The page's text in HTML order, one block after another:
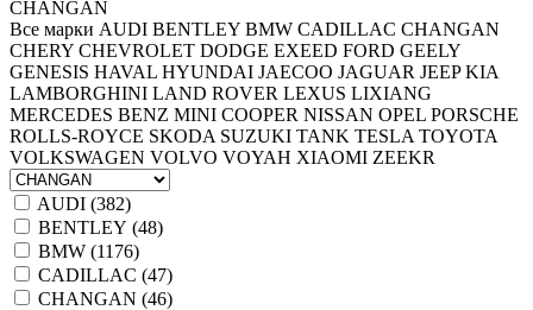
CHANGAN
Все марки AUDI BENTLEY BMW CADILLAC CHANGAN
CHERY CHEVROLET DODGE EXEED FORD GEELY
GENESIS HAVAL HYUNDAI JAECOO JAGUAR JEEP KIA
LAMBORGHINI LAND ROVER LEXUS LIXIANG
MERCEDES BENZ MINI COOPER NISSAN OPEL PORSCHE
ROLLS-ROYCE SKODA SUZUKI TANK TESLA TOYOTA
VOLKSWAGEN VOLVO VOYAH XIAOMI ZEEKR
AUDI (382)
BENTLEY (48)
BMW (1176)
CADILLAC (47)
CHANGAN (46)